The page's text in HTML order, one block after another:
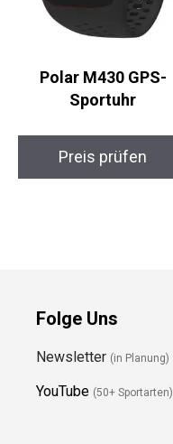
Polar M430 GPS-
Sportuhr
Preis prüfen
Folge Uns
Newsletter (in Planung)
YouTube (50+ Sportarten)